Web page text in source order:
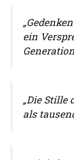
ein
„Die Stille
als